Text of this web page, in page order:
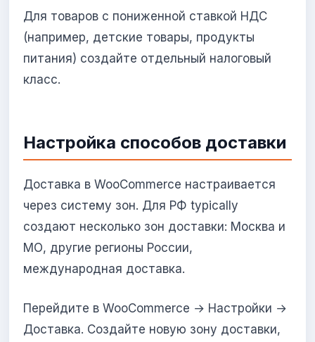
Для товаров с пониженной ставкой НДС
(например, детские товары, продукты
питания) создайте отдельный налоговый
класс.
Настройка способов доставки
Доставка в WooCommerce настраивается
через систему зон. Для РФ typically
создают несколько зон доставки: Москва и
МО, другие регионы России,
международная доставка.
Перейдите в WooCommerce → Настройки →
Доставка. Создайте новую зону доставки,